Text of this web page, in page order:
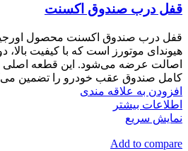
قفل درب صندوق اکسنت
قفل درب صندوق اکسنت محصول
هیوندای موتورز است که با کیفیت
اصالت عرضه می‌شود. این قطعه اصلی
کامل صندوق عقب خودرو را تضمین
افزودن به علاقه مندی
اطلاعات بیشتر
نمایش سریع
Add to compare